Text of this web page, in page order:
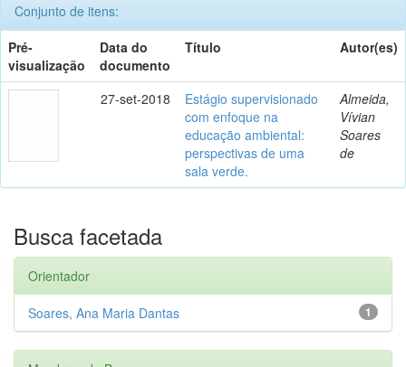
Conjunto de itens:
Pré-
visualização
Data do
documento
Título Autor(es)
27-set-2018
Estágio supervisionado
com enfoque na
educação ambiental:
perspectivas de uma
sala verde.
Almeida,
Vívian
Soares
de
Busca facetada
Orientador
1
Soares, Ana Maria Dantas